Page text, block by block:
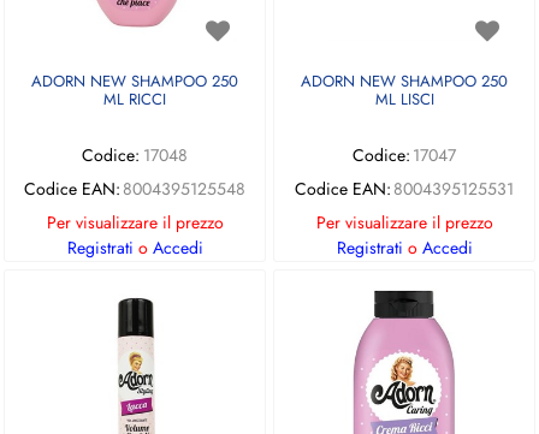
ADORN NEW SHAMPOO 250
ML RICCI
Codice: 17048
Codice EAN: 8004395125548
Per visualizzare il prezzo
Registrati o Accedi
ADORN NEW SHAMPOO 250
ML LISCI
Codice: 17047
Codice EAN: 8004395125531
Per visualizzare il prezzo
Registrati o Accedi